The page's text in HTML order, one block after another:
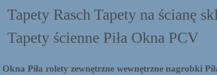
Tapety Rasch Tapety na ścianę
Tapety ścienne Piła Okna PCV
Okna Piła rolety zewnętrzne wewnętrzne nagrobki